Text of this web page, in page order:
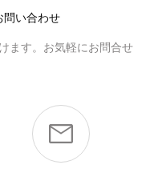
問い合わせ
ます。お気軽にお問合せ